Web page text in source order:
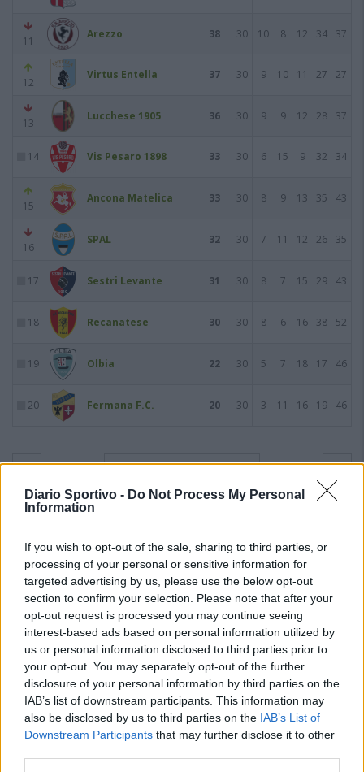
Diario Sportivo - Do Not Process My Personal
Information
If you wish to opt-out of the sale, sharing to third parties, or
processing of your personal or sensitive information for
targeted advertising by us, please use the below opt-out
section to confirm your selection. Please note that after your
opt-out request is processed you may continue seeing
interest-based ads based on personal information utilized by
us or personal information disclosed to third parties prior to
your opt-out. You may separately opt-out of the further
disclosure of your personal information by third parties on the
IAB’s list of downstream participants. This information may
also be disclosed by us to third parties on the IAB’s List of
Downstream Participants that may further disclose it to other
11
Arezzo 38 30 10 8 12 34 37
12
Virtus Entella 37 30 9 10 11 27 27
13
Lucchese 1905 36 30 9 9 12 28 37
14 Vis Pesaro 1898 33 30 6 15 9 32 34
15
Ancona Matelica 33 30 8 9 13 35 43
16
SPAL 32 30 7 11 12 26 35
17 Sestri Levante 31 30 8 7 15 29 43
18 Recanatese 30 30 8 6 16 38 52
19 Olbia 22 30 5 7 18 17 46
20 Fermana F.C. 20 30 3 11 16 19 46
Giornata 1106/03/2024